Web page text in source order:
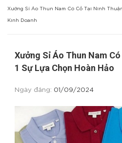
Xưởng Sỉ Áo Thun Nam Có Cổ Tại Ninh
Kinh Doanh
Xưởng Sỉ Áo Thun Nam
1 Sự Lựa Chọn Hoàn Hảo
Ngày đăng: 01/09/2024